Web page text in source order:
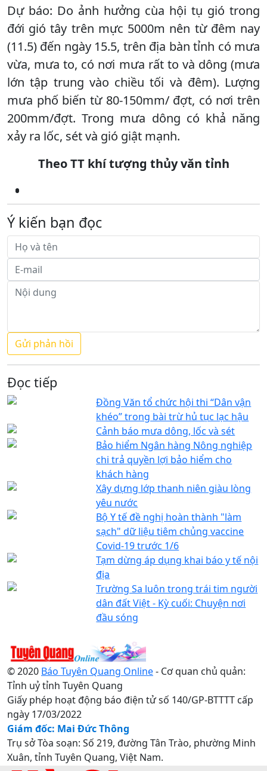
Dự báo: Do ảnh hưởng cùa hội tụ gió trong
đới gió tây trên mực 5000m nên từ đêm nay
(11.5) đến ngày 15.5, trên địa bàn tỉnh có mưa
vừa, mưa to, có nơi mưa rất to và dông (mưa
lớn tập trung vào chiều tối và đêm). Lượng
mưa phố biến từ 80-150mm/ đợt, có nơi trên
200mm/đợt. Trong mưa dông có khả năng
xảy ra lốc, sét và gió giật mạnh.
Theo TT khí tượng thủy văn tỉnh
Ý kiến bạn đọc
Đọc tiếp
Đồng Văn tổ chức hội thi “Dân vận
khéo” trong bài trừ hủ tục lạc hậu
Cảnh báo mưa dông, lốc và sét
Bảo hiểm Ngân hàng Nông nghiệp
chi trả quyền lợi bảo hiểm cho
khách hàng
Xây dựng lớp thanh niên giàu lòng
yêu nước
Bộ Y tế đề nghị hoàn thành "làm
sạch" dữ liệu tiêm chủng vaccine
Covid-19 trước 1/6
Tạm dừng áp dụng khai báo y tế nội
địa
Trường Sa luôn trong trái tim người
dân đất Việt - Kỳ cuối: Chuyện nơi
đầu sóng
© 2020 Báo Tuyên Quang Online- Cơ quan chủ quản:
Tỉnh uỷ tỉnh Tuyên Quang
Giấy phép hoạt động báo điện tử số 140/GP-BTTTT cấp
ngày 17/03/2022
Giám đốc: Mai Đức Thông
Trụ sở Tòa soạn: Số 219, đường Tân Trào, phường Minh
Xuân, tỉnh Tuyên Quang, Việt Nam.